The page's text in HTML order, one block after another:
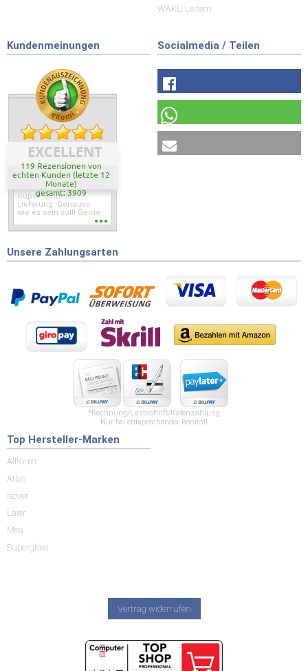
WAKÜ Leitern
Kundenmeinungen
EXCELLENT
119 Rezensionen von
echten Kunden (letzte 12
Monate)
gesamt: 3909
Super schnelle
Lieferung. Genauso
wie es sein soll! Gerne
wieder wenn ich was
Socialmedia / Teilen
Unsere Zahlungsarten
*Rechnung/Lastschrift/Ratenzahlung
Nur bei entsprechender Bonität!
Top Hersteller-Marken
Allform
Atlas
Isover
Laier
Mea
Superglass
Vertrag widerrufen